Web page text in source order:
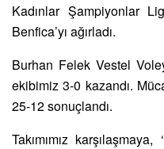
Kadınlar Şampiyonlar
Benfica’yı ağırladı.
Burhan Felek Vestel
ekibimiz 3-0 kazandı.
25-12 sonuçlandı.
Takımımız